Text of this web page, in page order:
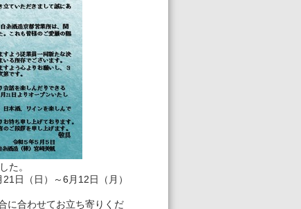
た。
日（日）～6月12日（月）
に合わせてお立ち寄りくだ